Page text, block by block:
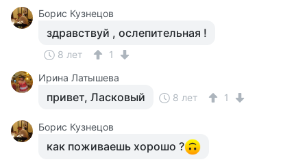
Борис Кузнецов
здравствуй , ослепительная !
8 лет
1
Ирина Латышева
привет, Ласковый 8 лет 1
Борис Кузнецов
как поживаешь хорошо ?